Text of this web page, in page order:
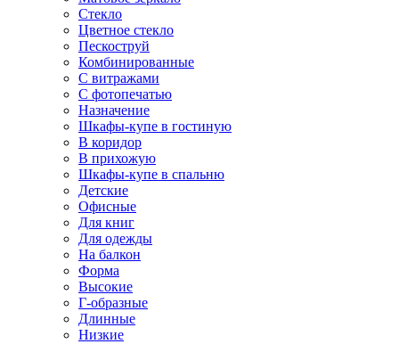
Стекло
Цветное стекло
Пескоструй
Комбинированные
С витражами
С фотопечатью
Назначение
Шкафы-купе в гостиную
В коридор
В прихожую
Шкафы-купе в спальню
Детские
Офисные
Для книг
Для одежды
На балкон
Форма
Высокие
Г-образные
Длинные
Низкие